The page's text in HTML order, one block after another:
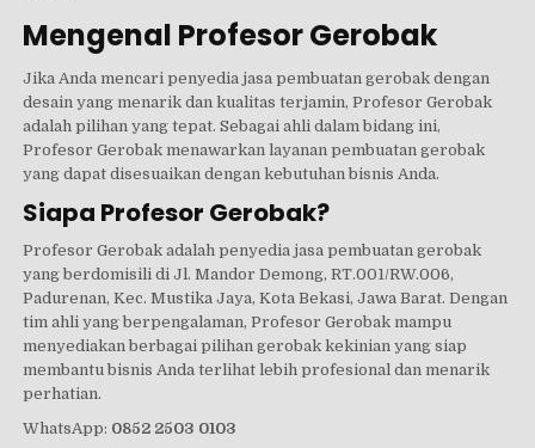
Mengenal Profesor Gerobak
Jika Anda mencari penyedia jasa pembuatan gerobak dengan
desain yang menarik dan kualitas terjamin, Profesor Gerobak
adalah pilihan yang tepat. Sebagai ahli dalam bidang ini,
Profesor Gerobak menawarkan layanan pembuatan gerobak
yang dapat disesuaikan dengan kebutuhan bisnis Anda.
Siapa Profesor Gerobak?
Profesor Gerobak adalah penyedia jasa pembuatan gerobak
yang berdomisili di Jl. Mandor Demong, RT.001/RW.006,
Padurenan, Kec. Mustika Jaya, Kota Bekasi, Jawa Barat. Dengan
tim ahli yang berpengalaman, Profesor Gerobak mampu
menyediakan berbagai pilihan gerobak kekinian yang siap
membantu bisnis Anda terlihat lebih profesional dan menarik
perhatian.
WhatsApp: 0852 2503 0103